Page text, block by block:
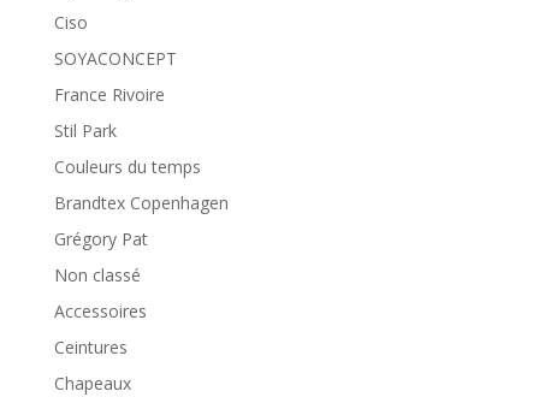
Ciso
SOYACONCEPT
France Rivoire
Stil Park
Couleurs du temps
Brandtex Copenhagen
Grégory Pat
Non classé
Accessoires
Ceintures
Chapeaux